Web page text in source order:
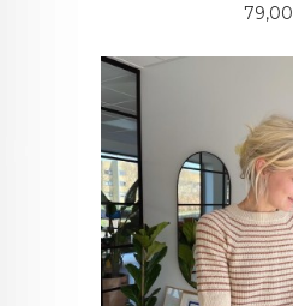
Pris
79,00